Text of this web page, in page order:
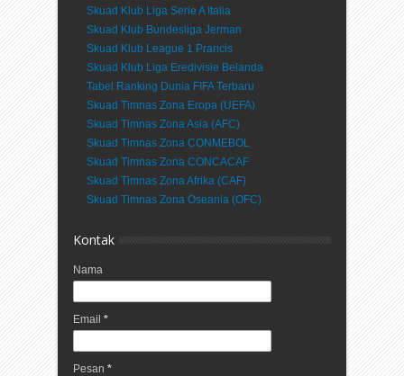
Skuad Klub Liga Serie A Italia
Skuad Klub Bundesliga Jerman
Skuad Klub League 1 Prancis
Skuad Klub Liga Eredivisie Belanda
Tabel Ranking Dunia FIFA Terbaru
Skuad Timnas Zona Eropa (UEFA)
Skuad Timnas Zona Asia (AFC)
Skuad Timnas Zona CONMEBOL
Skuad Timnas Zona CONCACAF
Skuad Timnas Zona Afrika (CAF)
Skuad Timnas Zona Oseania (OFC)
Kontak
Nama
Email *
Pesan *